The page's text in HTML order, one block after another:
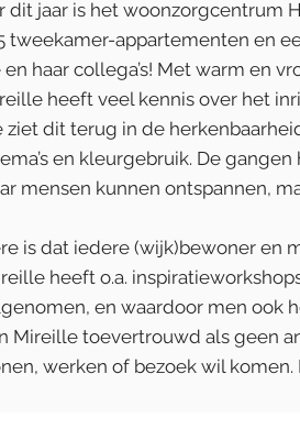
dit jaar is het woonzorgcentrum
tweekamer-appartementen en
haar collega’s! Met warm en
heeft veel kennis over het
ziet dit terug in de
en kleurgebruik. De
mensen kunnen ontspannen,
is dat iedere (wijk)bewoner en
heeft o.a.
en waardoor men ook
Mireille toevertrouwd als geen
werken of bezoek wil